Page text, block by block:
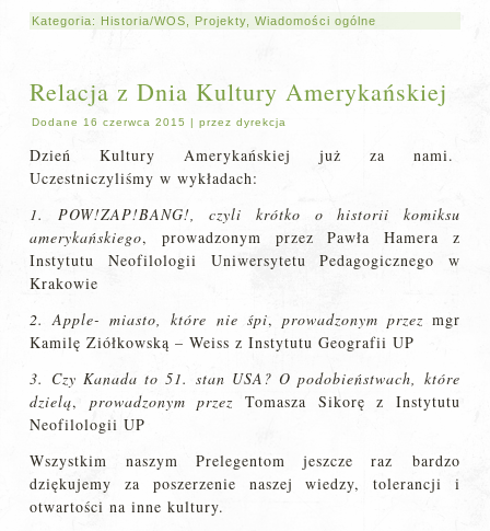
Kategoria: Historia/WOS, Projekty,Wiadomości ogólne
Relacja z Dnia Kultury Amerykańskiej
Dodane 16 czerwca 2015 |przez dyrekcja
Dzień Kultury Amerykańskiej już za nami.
Uczestniczyliśmy w wykładach:
1. POW!ZAP!BANG!, czyli krótko o historii komiksu
amerykańskiego, prowadzonym przez Pawła Hamera z
Instytutu Neofilologii Uniwersytetu Pedagogicznego w
Krakowie
2. Apple- miasto, które nie śpi, prowadzonym przez mgr
Kamilę Ziółkowską – Weiss z Instytutu Geografii UP
3. Czy Kanada to 51. stan USA? O podobieństwach, które
dzielą, prowadzonym przezTomasza Sikorę z Instytutu
Neofilologii UP
Wszystkim naszym Prelegentom jeszcze raz bardzo
dziękujemy za poszerzenie naszej wiedzy, tolerancji i
otwartości na inne kultury.